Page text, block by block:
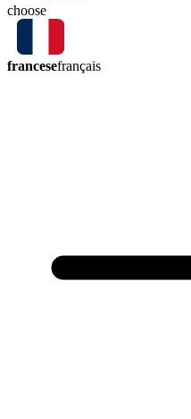
choose
francesefrançais